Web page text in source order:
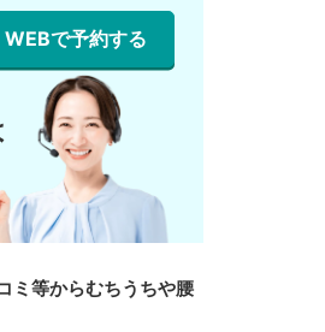
WEBで予約する
ミ等からむちうちや腰